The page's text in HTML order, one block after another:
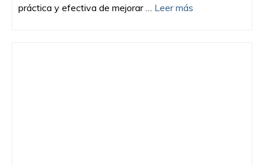
práctica y efectiva de mejorar … Leer más